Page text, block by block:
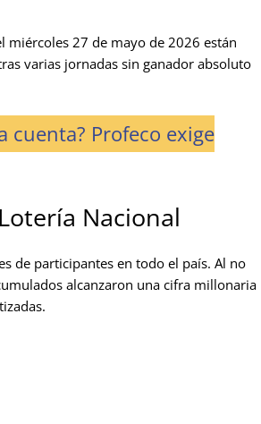
miércoles 27 de mayo de 2026 están
varias jornadas sin ganador absoluto
cuenta? Profeco exige
Nacional
de participantes en todo el país. Al no
alcanzaron una cifra millonaria